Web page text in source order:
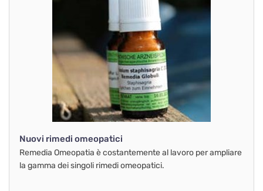
Nuovi rimedi omeopatici
Remedia Omeopatia è costantemente al lavoro per ampliare
la gamma dei singoli rimedi omeopatici.